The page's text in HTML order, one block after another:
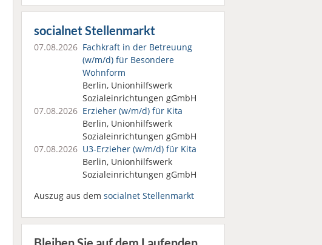
socialnet Stellenmarkt
07.08.2026 Fachkraft in der Betreuung
(w/m/d) für Besondere
Wohnform
Berlin, Unionhilfswerk
Sozialeinrichtungen gGmbH
07.08.2026 Erzieher (w/m/d) für Kita
Berlin, Unionhilfswerk
Sozialeinrichtungen gGmbH
07.08.2026 U3-Erzieher (w/m/d) für Kita
Berlin, Unionhilfswerk
Sozialeinrichtungen gGmbH
Auszug aus dem socialnet Stellenmarkt